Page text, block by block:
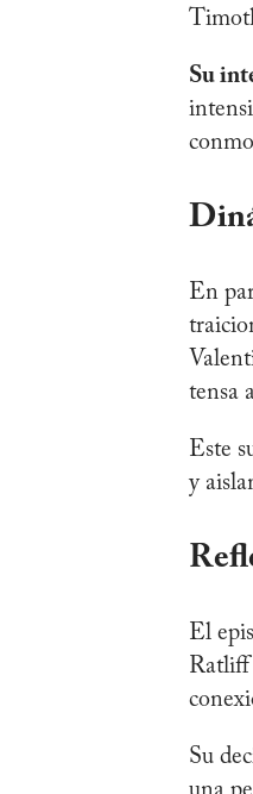
Su
En
tensa
Este
y
El
Ratliff
Su